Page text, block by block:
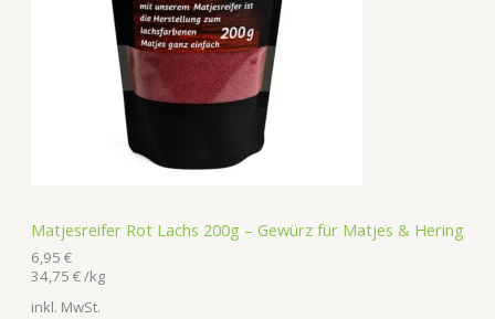
Matjesreifer Rot Lachs 200g – Gewürz für Matjes & Hering
6,95 €
34,75 €/kg
inkl. MwSt.